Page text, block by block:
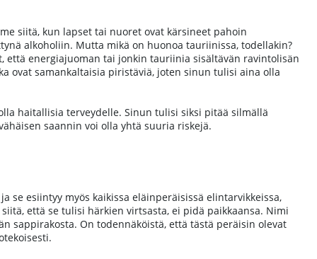
siitä, kun lapset tai nuoret ovat kärsineet pahoin
alkoholiin. Mutta mikä on huonoa tauriinissa, todellakin?
että energiajuoman tai jonkin tauriinia sisältävän ravintolisän
ovat samankaltaisia piristäviä, joten sinun tulisi aina olla
haitallisia terveydelle. Sinun tulisi siksi pitää silmällä
saannin voi olla yhtä suuria riskejä.
esiintyy myös kaikissa eläinperäisissä elintarvikkeissa,
että se tulisi härkien virtsasta, ei pidä paikkaansa. Nimi
sappirakosta. On todennäköistä, että tästä peräisin olevat